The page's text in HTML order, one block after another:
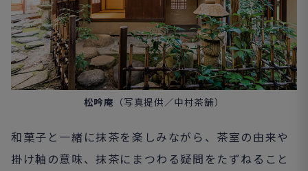
松吟庵 （写真提供／中村茶舗）
和菓子と一緒に抹茶を楽しみながら、茶室の由来や
掛け軸の意味、抹茶にまつわる疑問をたずねること